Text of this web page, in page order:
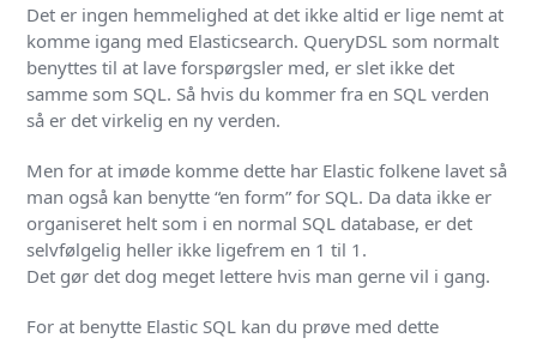
Det er ingen hemmelighed at det ikke altid er lige nemt at
komme igang med Elasticsearch. QueryDSL som normalt
benyttes til at lave forspørgsler med, er slet ikke det
samme som SQL. Så hvis du kommer fra en SQL verden
så er det virkelig en ny verden.
Men for at imøde komme dette har Elastic folkene lavet så
man også kan benytte “en form” for SQL. Da data ikke er
organiseret helt som i en normal SQL database, er det
selvfølgelig heller ikke ligefrem en 1 til 1.
Det gør det dog meget lettere hvis man gerne vil i gang.
For at benytte Elastic SQL kan du prøve med dette